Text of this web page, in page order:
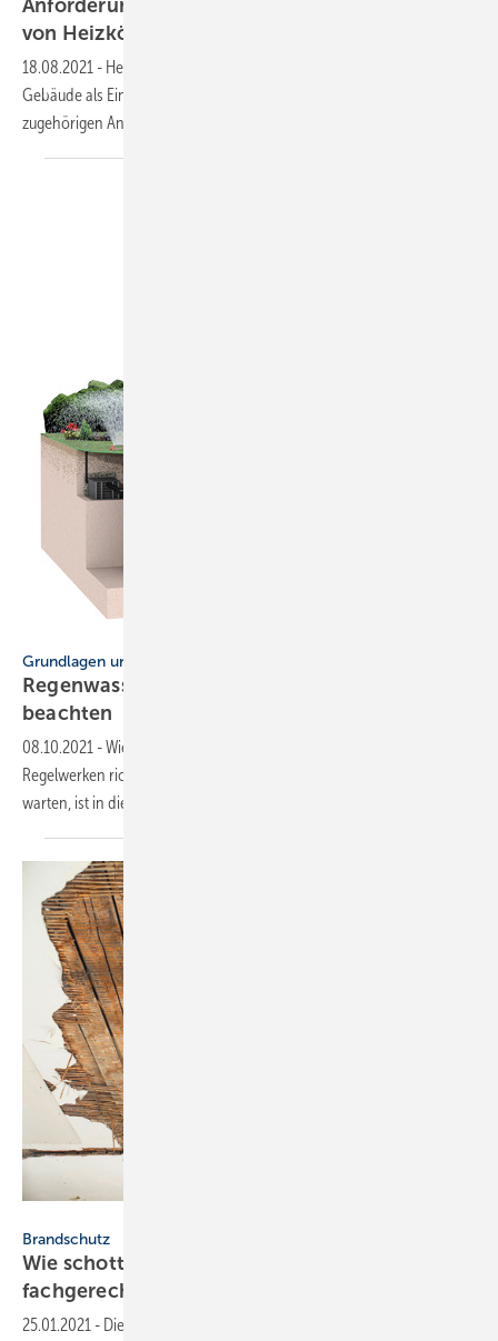
Anforderungen der VDI 6036: Die Befestigung
von Heizkörpern
18.08.2021 - Heizkörperkonsolen fügen den Heizkörper und das
Gebäude als Einheit zusammen. In der neuen VDI 6036 wurden die
zugehörigen Anforderungsklassen
Grundlagen und Berechnungsbeispiele
Regenwassernutzungsanlagen: Das müssen Sie
beachten
08.10.2021 -Wie Sie Regenwassernutzungsanlagen nach geltenden
Regelwerken richtig planen, ausführen, in Betrieb nehmen und
warten, ist in diesem Beitrag
Brandschutz
Wie schottet man Rohre in Holzbalkendecken
fachgerecht
25.01.2021 - Dieser Beitrag gibt Hinweise auf die einzuhaltenden